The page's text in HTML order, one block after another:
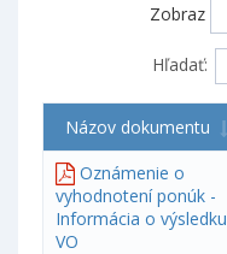
Zobraz
Hľadať:
Názov dokumentu
Oznámenie o
vyhodnotení ponúk -
Informácia o výsledku
VO